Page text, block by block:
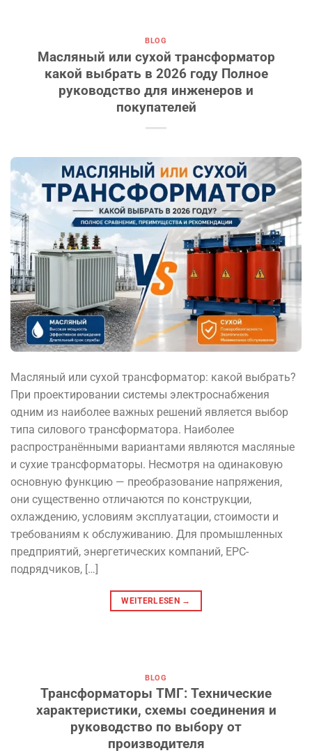
BLOG
Масляный или сухой трансформатор
какой выбрать в 2026 году Полное
руководство для инженеров и
покупателей
Масляный или сухой трансформатор: какой выбрать?
При проектировании системы электроснабжения
одним из наиболее важных решений является выбор
типа силового трансформатора. Наиболее
распространёнными вариантами являются масляные
и сухие трансформаторы. Несмотря на одинаковую
основную функцию — преобразование напряжения,
они существенно отличаются по конструкции,
охлаждению, условиям эксплуатации, стоимости и
требованиям к обслуживанию. Для промышленных
предприятий, энергетических компаний, EPC-
подрядчиков, […]
WEITERLESEN →
BLOG
Трансформаторы ТМГ: Технические
характеристики, схемы соединения и
руководство по выбору от
производителя